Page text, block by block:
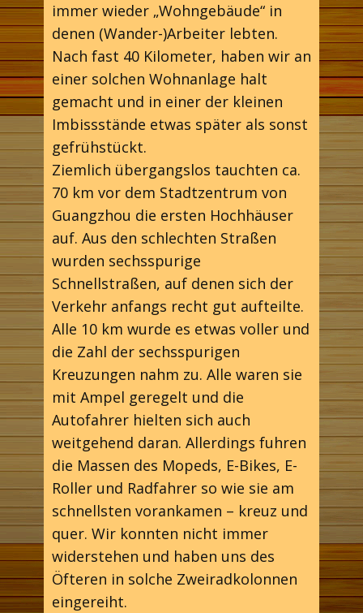
immer wieder „Wohngebäude“ in
denen (Wander-)Arbeiter lebten.
Nach fast 40 Kilometer, haben wir an
einer solchen Wohnanlage halt
gemacht und in einer der kleinen
Imbissstände etwas später als sonst
gefrühstückt.
Ziemlich übergangslos tauchten ca.
70 km vor dem Stadtzentrum von
Guangzhou die ersten Hochhäuser
auf. Aus den schlechten Straßen
wurden sechsspurige
Schnellstraßen, auf denen sich der
Verkehr anfangs recht gut aufteilte.
Alle 10 km wurde es etwas voller und
die Zahl der sechsspurigen
Kreuzungen nahm zu. Alle waren sie
mit Ampel geregelt und die
Autofahrer hielten sich auch
weitgehend daran. Allerdings fuhren
die Massen des Mopeds, E-Bikes, E-
Roller und Radfahrer so wie sie am
schnellsten vorankamen – kreuz und
quer. Wir konnten nicht immer
widerstehen und haben uns des
Öfteren in solche Zweiradkolonnen
eingereiht.